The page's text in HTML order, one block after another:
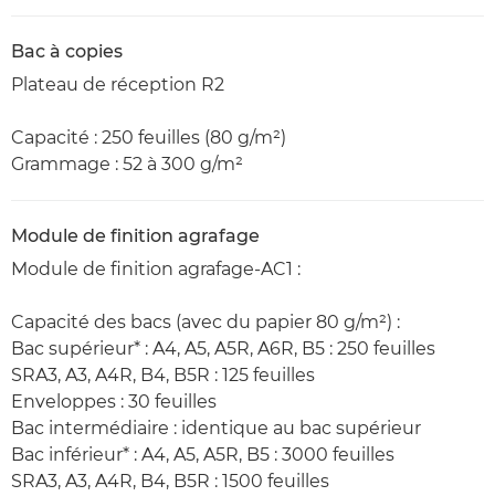
Bac à copies
Plateau de réception R2
Capacité : 250 feuilles (80 g/m²)
Grammage : 52 à 300 g/m²
Module de finition agrafage
Module de finition agrafage-AC1 :
Capacité des bacs (avec du papier 80 g/m²) :
Bac supérieur* : A4, A5, A5R, A6R, B5 : 250 feuilles
SRA3, A3, A4R, B4, B5R : 125 feuilles
Enveloppes : 30 feuilles
Bac intermédiaire : identique au bac supérieur
Bac inférieur* : A4, A5, A5R, B5 : 3000 feuilles
SRA3, A3, A4R, B4, B5R : 1500 feuilles